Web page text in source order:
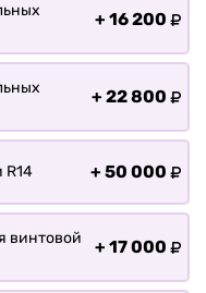
+ 16 200
+ 22 800
R14 + 50 000
винтовой
+ 17 000